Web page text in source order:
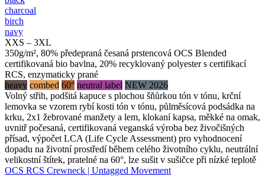
charcoal
birch
navy
XXS – 3XL
350g/m², 80% předepraná česaná prstencová OCS Blended
certifikovaná bio bavlna, 20% recyklovaný polyester s certifikací
RCS, enzymaticky prané
heavy combed 60° neutral label NEW 2026
Volný střih, podšitá kapuce s plochou šňůrkou tón v tónu, krční
lemovka se vzorem rybí kosti tón v tónu, půlměsícová podsádka na
krku, 2x1 žebrované manžety a lem, klokaní kapsa, měkké na omak,
uvnitř počesaná, certifikovaná veganská výroba bez živočišných
přísad, výpočet LCA (Life Cycle Assessment) pro vyhodnocení
dopadu na životní prostředí během celého životního cyklu, neutrální
velikostní štítek, pratelné na 60°, lze sušit v sušičce při nízké teplotě
OCS RCS Crewneck | Untagged Movement